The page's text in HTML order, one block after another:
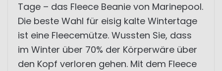
Tage – das Fleece Beanie von Marinepool.
Die beste Wahl für eisig kalte Wintertage
ist eine Fleecemütze. Wussten Sie, dass
im Winter über 70% der Körperwäre über
den Kopf verloren gehen. Mit dem Fleece